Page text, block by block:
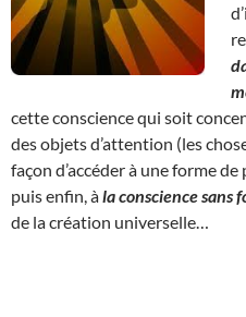
cette conscience qui soit
des objets d’attention (les
façon d’accéder à une forme
puis enfin, àla conscience sans
de la création universelle…